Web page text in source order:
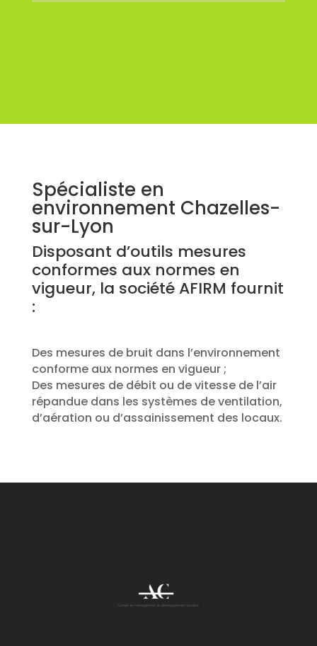
Spécialiste en
environnement Chazelles-
sur-Lyon
Disposant d’outils mesures
conformes aux normes en
vigueur, la société AFIRM fournit
:
Des mesures de bruit dans l’environnement
conforme aux normes en vigueur ;
Des mesures de débit ou de vitesse de l’air
répandue dans les systèmes de ventilation,
d’aération ou d’assainissement des locaux.